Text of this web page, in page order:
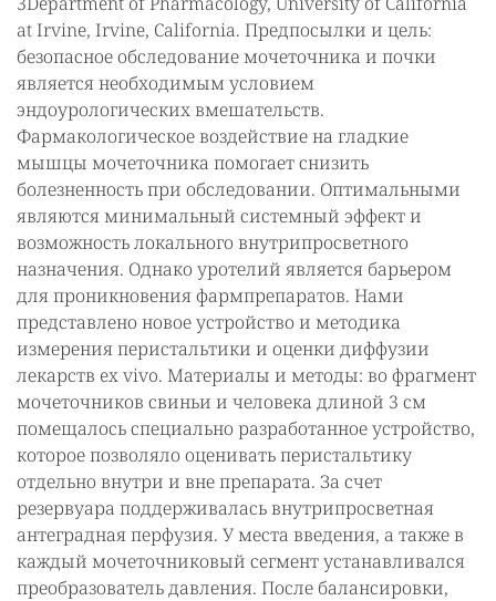
at Irvine, Irvine, California. Предпосылки и цель:
безопасное обследование мочеточника и почки
является необходимым условием
эндоурологических вмешательств.
Фармакологическое воздействие на гладкие
мышцы мочеточника помогает снизить
болезненность при обследовании. Оптимальными
являются минимальный системный эффект и
возможность локального внутрипросветного
назначения. Однако уротелий является барьером
для проникновения фармпрепаратов. Нами
представлено новое устройство и методика
измерения перистальтики и оценки диффузии
лекарств ex vivo. Материалы и методы: во фрагмент
мочеточников свиньи и человека длиной 3 см
помещалось специально разработанное устройство,
которое позволяло оценивать перистальтику
отдельно внутри и вне препарата. За счет
резервуара поддерживалась внутрипросветная
антеградная перфузия. У места введения, а также в
каждый мочеточниковый сегмент устанавливался
преобразователь давления. После балансировки,